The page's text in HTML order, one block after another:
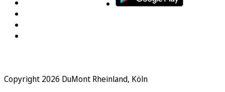
Copyright 2026 DuMont Rheinland, Köln